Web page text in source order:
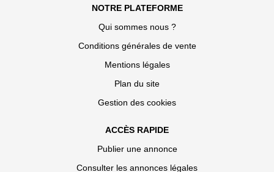
NOTRE PLATEFORME
Qui sommes nous ?
Conditions générales de vente
Mentions légales
Plan du site
Gestion des cookies
ACCÈS RAPIDE
Publier une annonce
Consulter les annonces légales